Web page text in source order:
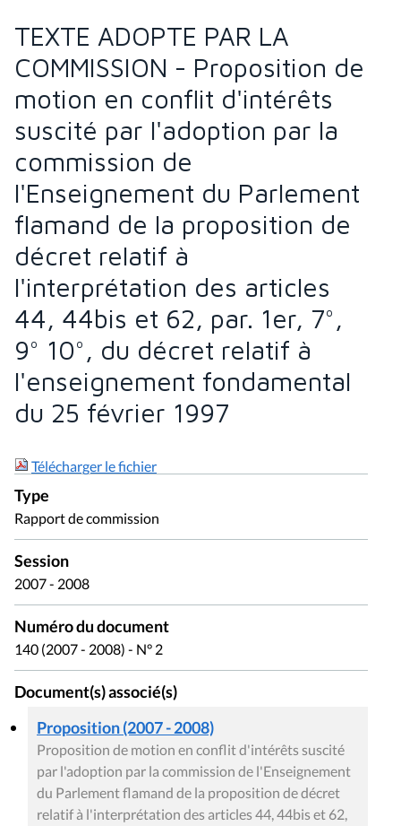
TEXTE ADOPTE PAR LA
COMMISSION - Proposition de
motion en conflit d'intérêts
suscité par l'adoption par la
commission de
l'Enseignement du Parlement
flamand de la proposition de
décret relatif à
l'interprétation des articles
44, 44bis et 62, par. 1er, 7°,
9° 10°, du décret relatif à
l'enseignement fondamental
du 25 février 1997
Télécharger le fichier
Type
Rapport de commission
Session
2007 - 2008
Numéro du document
140 (2007 - 2008) - N° 2
Document(s) associé(s)
Proposition (2007 - 2008)
Proposition de motion en conflit d'intérêts suscité
par l'adoption par la commission de l'Enseignement
du Parlement flamand de la proposition de décret
relatif à l'interprétation des articles 44, 44bis et 62,